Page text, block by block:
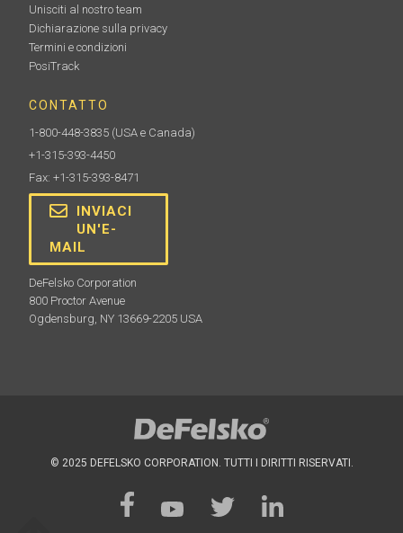
Unisciti al nostro team
Dichiarazione sulla privacy
Termini e condizioni
PosiTrack
CONTATTO
1-800-448-3835 (USA e Canada)
+1-315-393-4450
Fax: +1-315-393-8471
INVIACI
UN'E-
MAIL
DeFelsko Corporation
800 Proctor Avenue
Ogdensburg, NY 13669-2205 USA
© 2025 DEFELSKO CORPORATION. TUTTI I DIRITTI RISERVATI.